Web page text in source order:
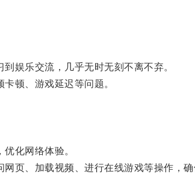
娱乐交流，几乎无时无刻不离不弃。
顿、游戏延迟等问题。
化网络体验。
、加载视频、进行在线游戏等操作，确